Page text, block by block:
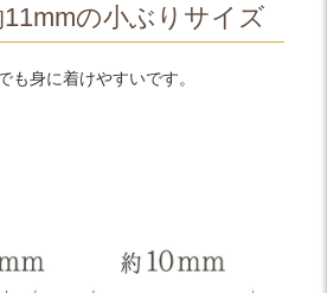
の小ぶりサイズ
も身に着けやすいです。